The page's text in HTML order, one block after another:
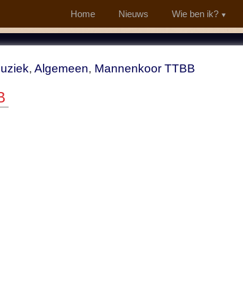
Home Nieuws Wie ben ik?
, Algemeen, Mannenkoor TTBB